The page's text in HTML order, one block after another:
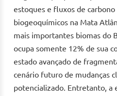
estoques e fluxos de carbono
biogeoquímicos na Mata
mais importantes biomas do
ocupa somente 12% de sua
estado avançado de
cenário futuro de mudanças
potencializado. Entretanto, a